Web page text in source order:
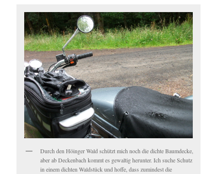
Durch den Höinger Wald schützt mich noch die dichte Baumdecke,
aber ab Deckenbach kommt es gewaltig herunter. Ich suche Schutz
in einem dichten Waldstück und hoffe, dass zumindest die